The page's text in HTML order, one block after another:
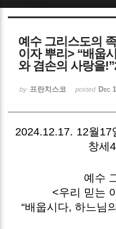
예수 그리스도의
이자 뿌리> “배웁
와 겸손의 사랑을
by 프란치스코 posted Dec
2024.12.17. 12월17
창세
예수
<우리 믿는
“배웁시다, 하느님